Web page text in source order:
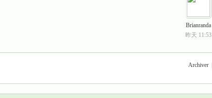
Brianranda
昨天 11:53
Archiver